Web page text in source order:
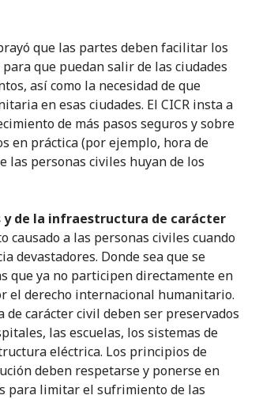
que las partes deben facilitar los
que puedan salir de las ciudades
así como la necesidad de que
en esas ciudades. El CICR insta a
de más pasos seguros y sobre
en práctica (por ejemplo, hora de
personas civiles huyan de los
y de la infraestructura de carácter
causado a las personas civiles cuando
devastadores. Donde sea que se
que ya no participen directamente en
el derecho internacional humanitario.
carácter civil deben ser preservados
las escuelas, los sistemas de
eléctrica. Los principios de
deben respetarse y ponerse en
para limitar el sufrimiento de las